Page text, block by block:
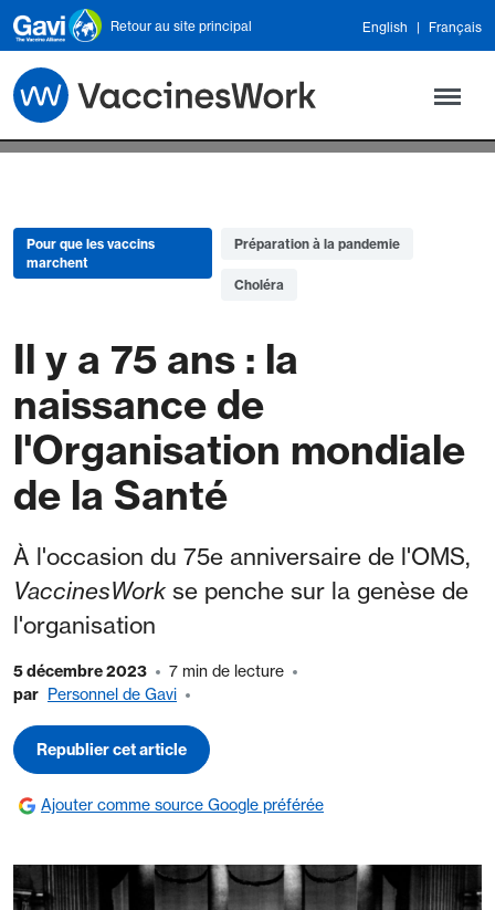
Skip to main content
Retour au site principal English Français
Pour que les vaccins
marchent
Préparation à la pandemie
Choléra
Il y a 75 ans : la
naissance de
l'Organisation mondiale
de la Santé
À l'occasion du 75e anniversaire de l'OMS,
VaccinesWork se penche sur la genèse de
l'organisation
5 décembre 2023
7 min de lecture
par Personnel de Gavi
Republier cet article
Ajouter comme source Google préférée